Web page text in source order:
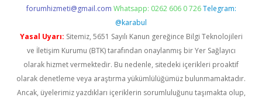
forumhizmeti@gmail.com Whatsapp: 0262 606 0 726 Telegram:
@karabul
Yasal Uyarı: Sitemiz, 5651 Sayılı Kanun gereğince Bilgi Teknolojileri
ve İletişim Kurumu (BTK) tarafından onaylanmış bir Yer Sağlayıcı
olarak hizmet vermektedir. Bu nedenle, sitedeki içerikleri proaktif
olarak denetleme veya araştırma yükümlülüğümüz bulunmamaktadır.
Ancak, üyelerimiz yazdıkları içeriklerin sorumluluğunu taşımakta olup,